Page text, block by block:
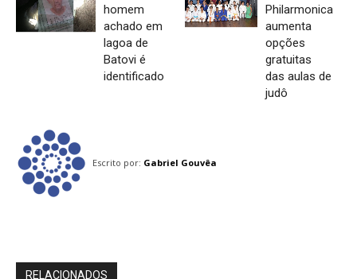
homem
achado em
lagoa de
Batovi é
identificado
Philarmonica
aumenta
opções
gratuitas
das aulas de
judô
Escrito por: Gabriel Gouvêa
RELACIONADOS